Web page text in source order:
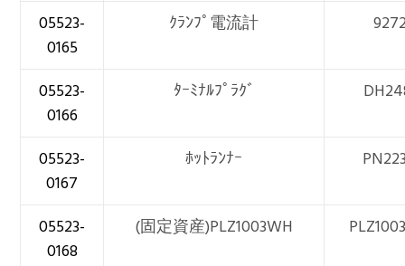
05523-
0165
ｸﾗﾝﾌﾟ電流計
05523-
0166
ﾀｰﾐﾅﾙﾌﾟﾗｸﾞ
05523-
0167
ﾎｯﾄﾗﾝﾅｰ
05523-
0168
(固定資産)PLZ1003WH